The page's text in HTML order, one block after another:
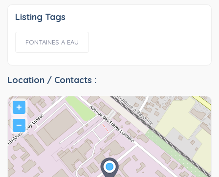
Listing Tags
FONTAINES A EAU
Location / Contacts :
+
−